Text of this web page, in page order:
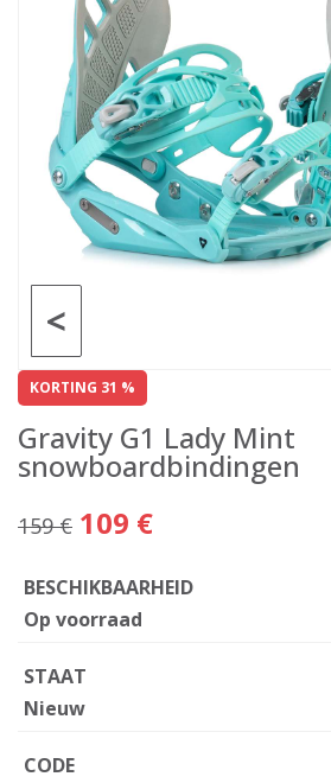
<
KORTING 31 %
Gravity G1 Lady Mint
snowboardbindingen
159 € 109 €
BESCHIKBAARHEID
Op voorraad
STAAT
Nieuw
CODE